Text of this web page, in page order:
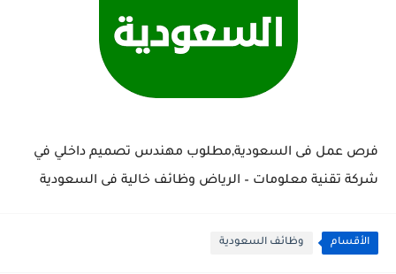
فرص عمل فى السعودية,مطلوب مهندس تصميم داخلي في
شركة تقنية معلومات – الرياض وظائف خالية فى السعودية
الأقسام وظائف السعودية